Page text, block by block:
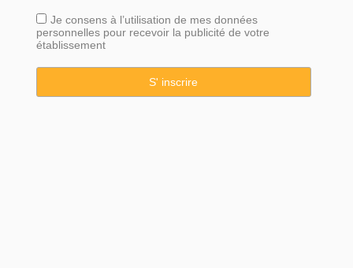
Je consens à l’utilisation de mes données
personnelles pour recevoir la publicité de votre
établissement